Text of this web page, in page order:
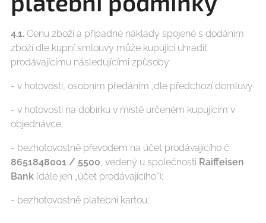
4.1. Cenu zboží a případné náklady spojené s dodáním
zboží dle kupní smlouvy může kupující uhradit
prodávajícímu následujícími způsoby:
- v hotovosti, osobním předáním ,dle předchozí domluvy
- v hotovosti na dobírku v místě určeném kupujícím v
objednávce;
- bezhotovostně převodem na účet prodávajícího č.
8651848001 / 5500, vedený u společnosti Raiffeisen
Bank (dále jen „účet prodávajícího“);
- bezhotovostně platební kartou;